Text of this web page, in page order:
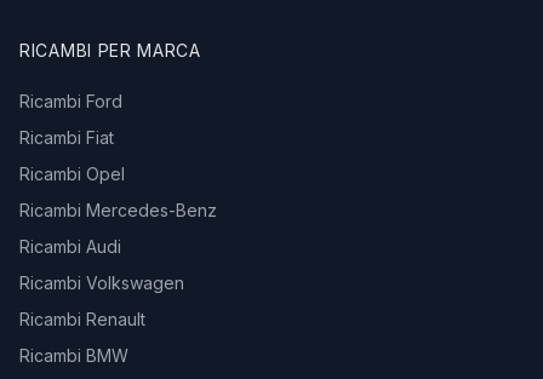
RICAMBI PER MARCA
Ricambi Ford
Ricambi Fiat
Ricambi Opel
Ricambi Mercedes-Benz
Ricambi Audi
Ricambi Volkswagen
Ricambi Renault
Ricambi BMW